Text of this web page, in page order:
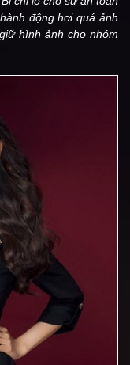
động hơi quá ảnh
hình ảnh cho nhóm